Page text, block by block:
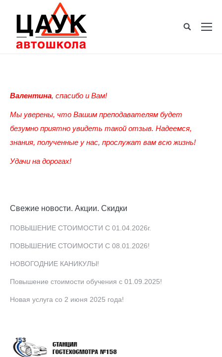
Валентина, спасибо и Вам!
Мы уверены, что Вашим преподавателям будет
безумно приятно увидеть такой отзыв. Надеемся,
знания, полученные у нас, прослужат вам всю жизнь!
Удачи на дорогах!
Свежие новости. Акции. Скидки
ПОВЫШЕНИЕ СТОИМОСТИ С 01.04.2026г.
ПОВЫШЕНИЕ СТОИМОСТИ С 08.01.2026!
НОВОГОДНИЕ КАНИКУЛЫ!
Повышение стоимости обучения с 01.09.2025!
Новая услуга со 2 июня 2025 года!